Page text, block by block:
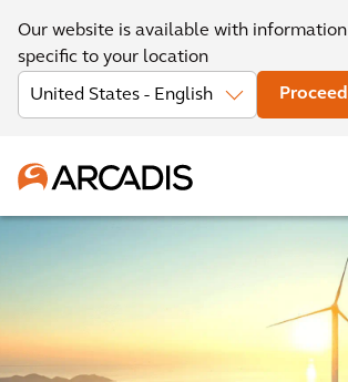
Our website is available with information
specific to your location
Proceed